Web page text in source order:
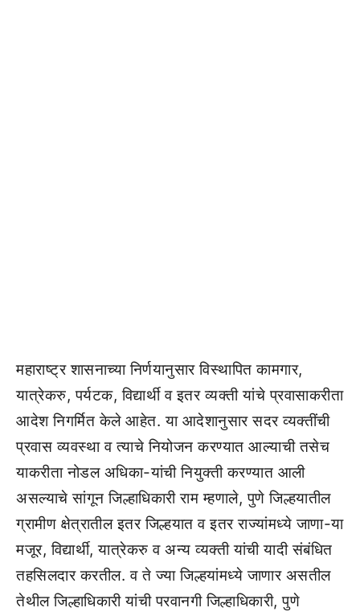
महाराष्ट्र शासनाच्या निर्णयानुसार विस्थापित कामगार,
यात्रेकरु, पर्यटक, विद्यार्थी व इतर व्यक्ती यांचे प्रवासाकरीता
आदेश निगर्मित केले आहेत. या आदेशानुसार सदर व्यक्तींची
प्रवास व्यवस्था व त्याचे नियोजन करण्यात आल्याची तसेच
याकरीता नोडल अधिका-यांची नियुक्ती करण्यात आली
असल्याचे सांगून जिल्हाधिकारी राम म्हणाले, पुणे जिल्हयातील
ग्रामीण क्षेत्रातील इतर जिल्हयात व इतर राज्यांमध्ये जाणा-या
मजूर, विद्यार्थी, यात्रेकरु व अन्य व्यक्ती यांची यादी संबंधित
तहसिलदार करतील. व ते ज्या जिल्हयांमध्ये जाणार असतील
तेथील जिल्हाधिकारी यांची परवानगी जिल्हाधिकारी, पुणे